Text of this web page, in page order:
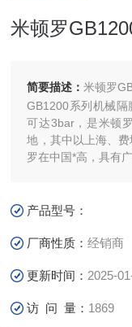
米顿罗
简要描述：米顿罗
GB1200系列机械隔
可达3bar，是米顿
地，其中以上海、
罗在中国*高，具有
产品型号：
厂商性质：经销商
更新时间： 2025-
访 问 量： 1869